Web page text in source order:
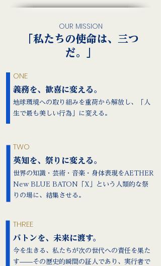
OUR MISSION
「私たちの使命は、三つ
だ。」
ONE
義務を、歓喜に変える。
地球環境への取り組みを重荷から解放し、「人
生で最も美しい行為」に変える。
TWO
英知を、祭りに変える。
世界の知識・芸術・音楽・身体表現をAETHER
New BLUE BATON「X」という人類的な祭
りの場に、結集させる。
THREE
バトンを、未来に渡す。
今を生きる、私たちが次の世代への責任を果た
す——その歴史的瞬間の証人であり、実行者で